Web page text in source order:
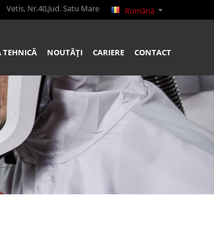
Română
Vetis, Nr.40,Jud. Satu Mare
TEHNICĂ NOUTĂȚI CARIERE CONTACT